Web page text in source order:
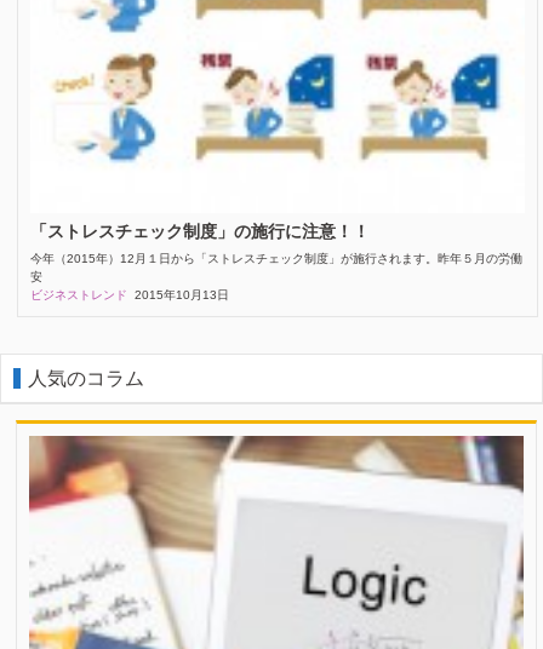
「ストレスチェック制度」の施行に注意！！
今年（2015年）12月１日から「ストレスチェック制度」が施行されます。昨年５月の労働
安
ビジネストレンド
2015年10月13日
人気のコラム